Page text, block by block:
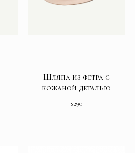
Шляпа из фетра с
кожаной деталью
$290